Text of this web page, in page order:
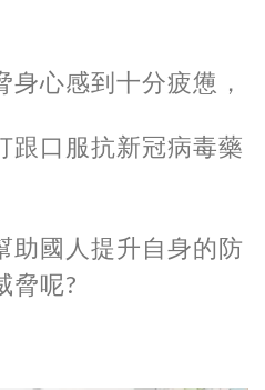
心感到十分疲憊，
跟口服抗新冠病毒藥
助國人提升自身的防
脅呢?